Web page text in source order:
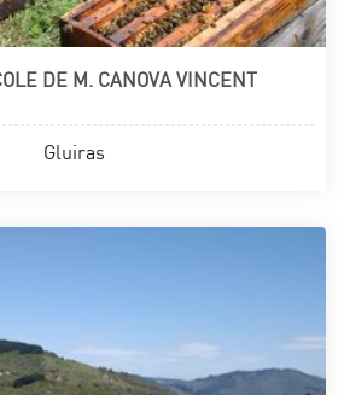
DE M. CANOVA VINCENT
Gluiras